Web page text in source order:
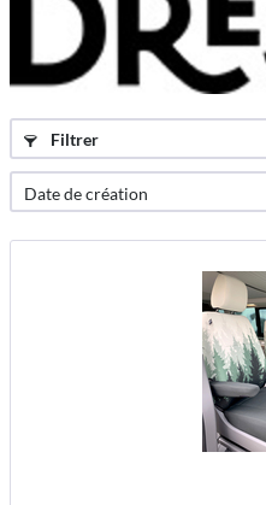
Filtrer